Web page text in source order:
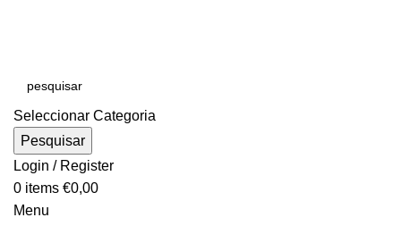
Seleccionar Categoria
Pesquisar
Login / Register
0 items €0,00
Menu